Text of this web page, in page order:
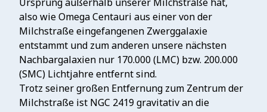
also wie Omega Centauri aus einer von der
Milchstraße eingefangenen Zwerggalaxie
entstammt und zum anderen unsere nächsten
Nachbargalaxien nur 170.000 (LMC) bzw. 200.000
(SMC) Lichtjahre entfernt sind.
Trotz seiner großen Entfernung zum Zentrum der
Milchstraße ist NGC 2419 gravitativ an die